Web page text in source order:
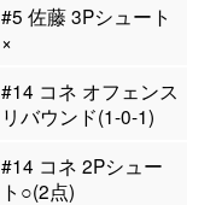
#5 佐藤 3Pシュート
×
#14 コネ オフェンス
リバウンド(1-0-1)
#14 コネ 2Pシュー
ト○(2点)